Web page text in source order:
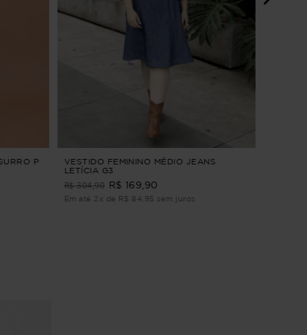
P
VESTIDO FEMININO MÉDIO JEANS
LETÍCIA G3
R$ 304,90 R$ 169,90
Em até 2x de R$ 84,95 sem juros